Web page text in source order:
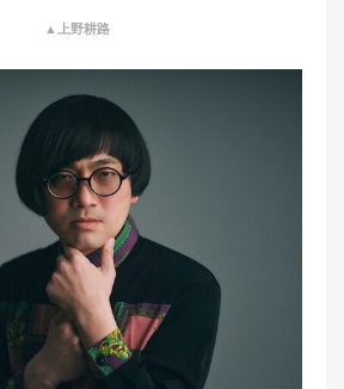
▲上野耕路